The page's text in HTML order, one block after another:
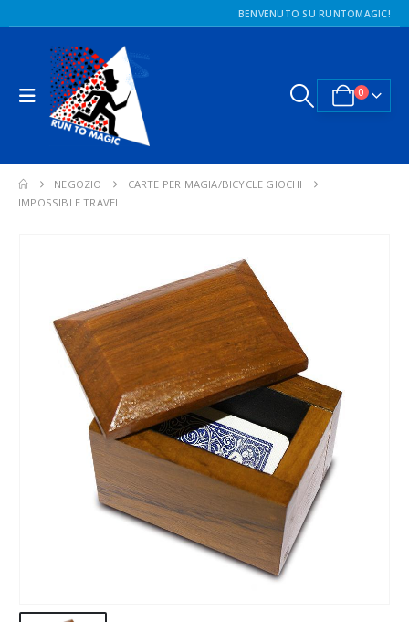
BENVENUTO SU RUNTOMAGIC!
0
NEGOZIO
CARTE PER MAGIA/BICYCLE GIOCHI
IMPOSSIBLE TRAVEL